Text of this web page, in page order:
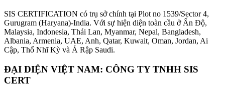
SIS CERTIFICATION có trụ sở chính tại Plot no 1539/Sector 4,
Gurugram (Haryana)-India. Với sự hiện diện toàn cầu ở Ấn Độ,
Malaysia, Indonesia, Thái Lan, Myanmar, Nepal, Bangladesh,
Albania, Armenia, UAE, Anh, Qatar, Kuwait, Oman, Jordan, Ai
Cập, Thổ Nhĩ Kỳ và Ả Rập Saudi.
ĐẠI DIỆN VIỆT NAM: CÔNG TY TNHH SIS
CERT